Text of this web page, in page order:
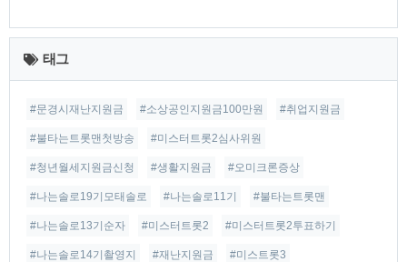
최
근
글
태그
#문경시재난지원금 #소상공인지원금100만원 #취업지원금
#불타는트롯맨첫방송 #미스터트롯2심사위원
#청년월세지원금신청 #생활지원금 #오미크론증상
#나는솔로19기모태솔로 #나는솔로11기 #불타는트롯맨
#나는솔로13기순자 #미스터트롯2 #미스터트롯2투표하기
#나는솔로14기촬영지 #재난지원금 #미스트롯3